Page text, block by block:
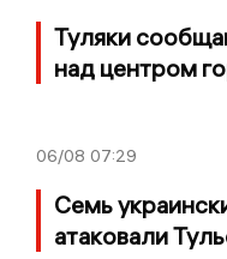
Туляки
над центром
06/08 07:29
Семь
атаковали